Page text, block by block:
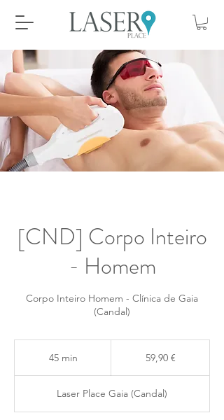
[CND] Corpo Inteiro
- Homem
Corpo Inteiro Homem - Clínica de Gaia
(Candal)
45 min
i
n
59,90 €
Laser Place Gaia (Candal)